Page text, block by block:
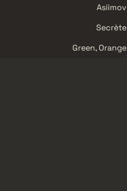
Asiimov
Secrète
Green, Orange